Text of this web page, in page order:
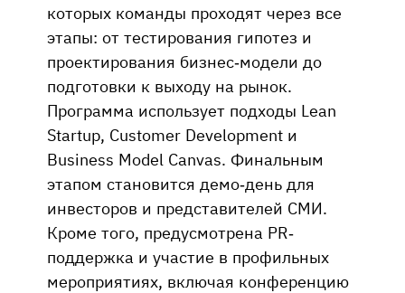
которых команды проходят через все
этапы: от тестирования гипотез и
проектирования бизнес-модели до
подготовки к выходу на рынок.
Программа использует подходы Lean
Startup, Customer Development и
Business Model Canvas. Финальным
этапом становится демо-день для
инвесторов и представителей СМИ.
Кроме того, предусмотрена PR-
поддержка и участие в профильных
мероприятиях, включая конференцию